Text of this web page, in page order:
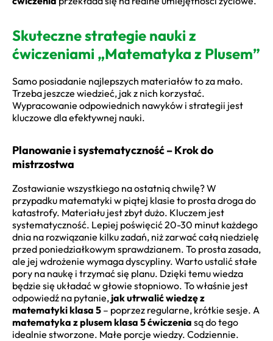
Skuteczne strategie nauki z
ćwiczeniami „Matematyka z Plusem”
Samo posiadanie najlepszych materiałów to za mało.
Trzeba jeszcze wiedzieć, jak z nich korzystać.
Wypracowanie odpowiednich nawyków i strategii jest
kluczowe dla efektywnej nauki.
Planowanie i systematyczność – Krok do
mistrzostwa
Zostawianie wszystkiego na ostatnią chwilę? W
przypadku matematyki w piątej klasie to prosta droga do
katastrofy. Materiału jest zbyt dużo. Kluczem jest
systematyczność. Lepiej poświęcić 20-30 minut każdego
dnia na rozwiązanie kilku zadań, niż zarwać całą niedzielę
przed poniedziałkowym sprawdzianem. To prosta zasada,
ale jej wdrożenie wymaga dyscypliny. Warto ustalić stałe
pory na naukę i trzymać się planu. Dzięki temu wiedza
będzie się układać w głowie stopniowo. To właśnie jest
odpowiedź na pytanie, jak utrwalić wiedzę z
matematyki klasa 5 – poprzez regularne, krótkie sesje. A
matematyka z plusem klasa 5 ćwiczenia są do tego
idealnie stworzone. Małe porcje wiedzy. Codziennie.